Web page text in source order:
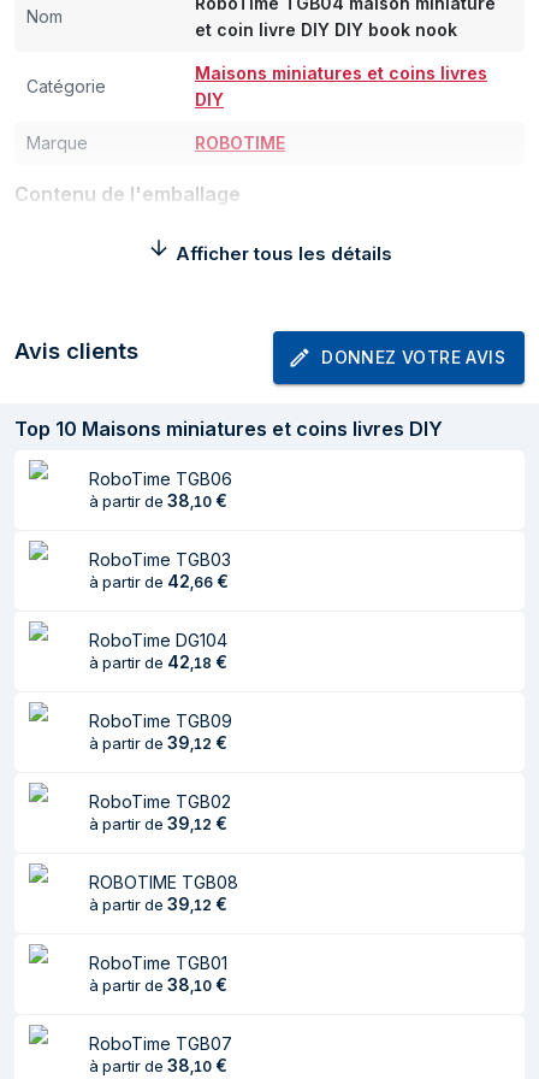
Nom
et coin livre DIY DIY book nook
Catégorie
Maisons miniatures et coins livres
DIY
Marque ROBOTIME
Contenu de l'emballage
1 pièce(s)
Largeur
Hauteur 184 mm
Informations sur l'emballage
Type d'emballage
Largeur du colis 230 mm
Profondeur du colis
Hauteur du colis 46 mm
Caractéristiques
Sexe suggéré Garçon/Fille
(min)
Couleur du produit Multicolore
de joueurs
Afficher tous les détails
Avis clients DONNEZ VOTRE AVIS
Top 10 Maisons miniatures et coins livres DIY
RoboTime TGB06
à partir de 38 10 €
RoboTime TGB03
à partir de 42 66 €
RoboTime DG104
à partir de 42 18 €
RoboTime TGB09
à partir de 39 12 €
RoboTime TGB02
à partir de 39 12 €
ROBOTIME TGB08
à partir de 39 12 €
RoboTime TGB01
à partir de 38 10 €
RoboTime TGB07
à partir de 38 10 €